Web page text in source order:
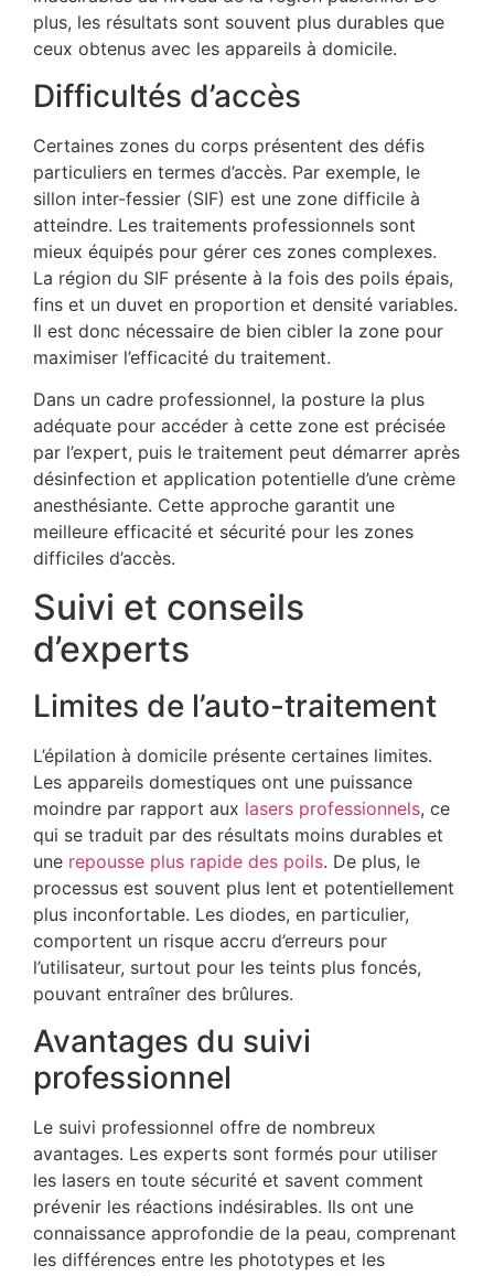
plus, les résultats sont souvent plus durables que
ceux obtenus avec les appareils à domicile.
Difficultés d’accès
Certaines zones du corps présentent des défis
particuliers en termes d’accès. Par exemple, le
sillon inter-fessier (SIF) est une zone difficile à
atteindre. Les traitements professionnels sont
mieux équipés pour gérer ces zones complexes.
La région du SIF présente à la fois des poils épais,
fins et un duvet en proportion et densité variables.
Il est donc nécessaire de bien cibler la zone pour
maximiser l’efficacité du traitement.
Dans un cadre professionnel, la posture la plus
adéquate pour accéder à cette zone est précisée
par l’expert, puis le traitement peut démarrer après
désinfection et application potentielle d’une crème
anesthésiante. Cette approche garantit une
meilleure efficacité et sécurité pour les zones
difficiles d’accès.
Suivi et conseils
d’experts
Limites de l’auto-traitement
L’épilation à domicile présente certaines limites.
Les appareils domestiques ont une puissance
moindre par rapport aux lasers professionnels, ce
qui se traduit par des résultats moins durables et
une repousse plus rapide des poils. De plus, le
processus est souvent plus lent et potentiellement
plus inconfortable. Les diodes, en particulier,
comportent un risque accru d’erreurs pour
l’utilisateur, surtout pour les teints plus foncés,
pouvant entraîner des brûlures.
Avantages du suivi
professionnel
Le suivi professionnel offre de nombreux
avantages. Les experts sont formés pour utiliser
les lasers en toute sécurité et savent comment
prévenir les réactions indésirables. Ils ont une
connaissance approfondie de la peau, comprenant
les différences entre les phototypes et les